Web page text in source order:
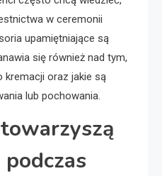
w ceremonii
upamiętniające są
się również nad tym,
kremacji oraz jakie są
lub pochowania.